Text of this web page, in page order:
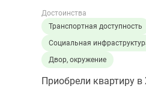
Достоинства
Транспортная доступность
Социальная
Двор, окружение
Приобрели квартиру